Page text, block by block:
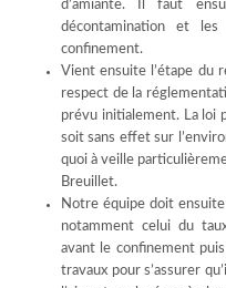
d’amiante. Il faut
décontamination et
confinement.
Vient ensuite l’étape du
respect de la
prévu initialement. La loi
soit sans effet sur
quoi à veille
Breuillet.
Notre équipe doit
notamment celui du
avant le confinement
travaux pour s’assurer